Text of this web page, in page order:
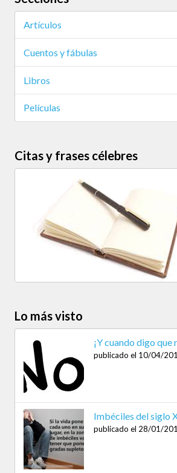
Artículos
Cuentos y fábulas
Libros
Películas
Citas y frases célebres
Lo más visto
¡Y cuando digo que
publicado el 10/04/
Imbéciles del siglo
publicado el 28/01/